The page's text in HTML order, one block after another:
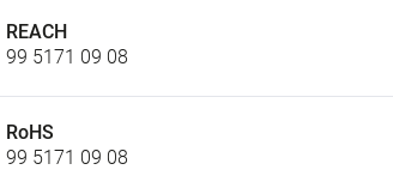
REACH
99 5171 09 08
RoHS
99 5171 09 08